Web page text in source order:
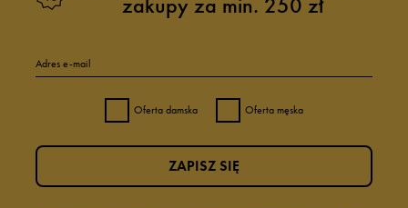
Adres e-mail
Oferta damska Oferta męska
ZAPISZ SIĘ